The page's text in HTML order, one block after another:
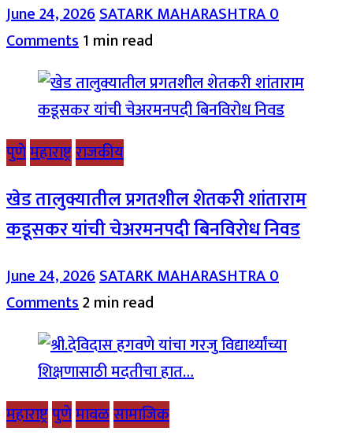
June 24, 2026SATARK MAHARASHTRA0
Comments1 min read
पुणेमहाराष्ट्रराजकीय
खेड तालुक्यातील प्रगतशील शेतकरी शांताराम
कडूसकर यांची चेअरमनपदी बिनविरोध निवड
June 24, 2026SATARK MAHARASHTRA0
Comments2 min read
महाराष्ट्रपुणेमावळसामाजिक